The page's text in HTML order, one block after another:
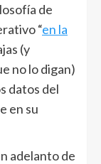
de
“en la
(y
no lo digan)
datos del
en su
adelanto de